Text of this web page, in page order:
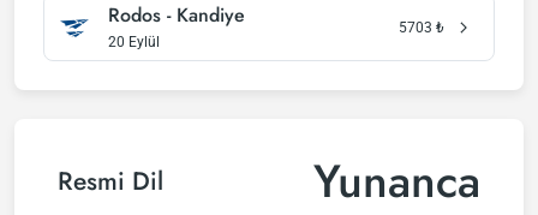
Rodos - Kandiye
20 Eylül
5703 ₺
Resmi Dil Yunanca